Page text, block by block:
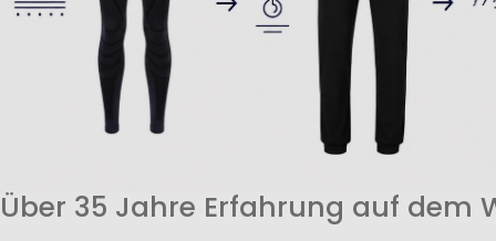
Über 35 Jahre Erfahrung auf dem